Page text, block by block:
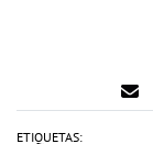
ETIQUETAS: